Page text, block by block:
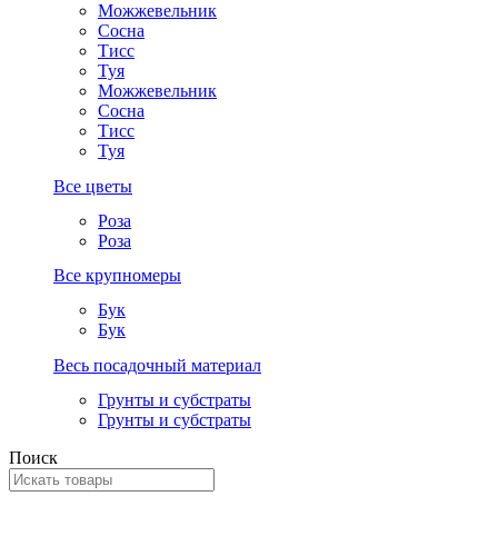
Можжевельник
Сосна
Тисс
Туя
Можжевельник
Сосна
Тисс
Туя
Все цветы
Роза
Роза
Все крупномеры
Бук
Бук
Весь посадочный материал
Грунты и субстраты
Грунты и субстраты
Поиск